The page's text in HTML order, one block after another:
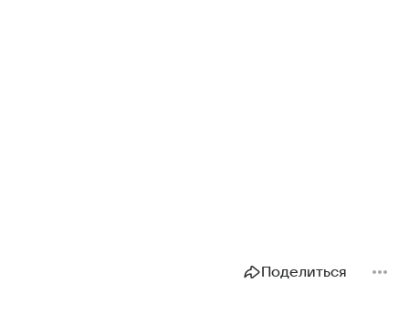
Поделиться